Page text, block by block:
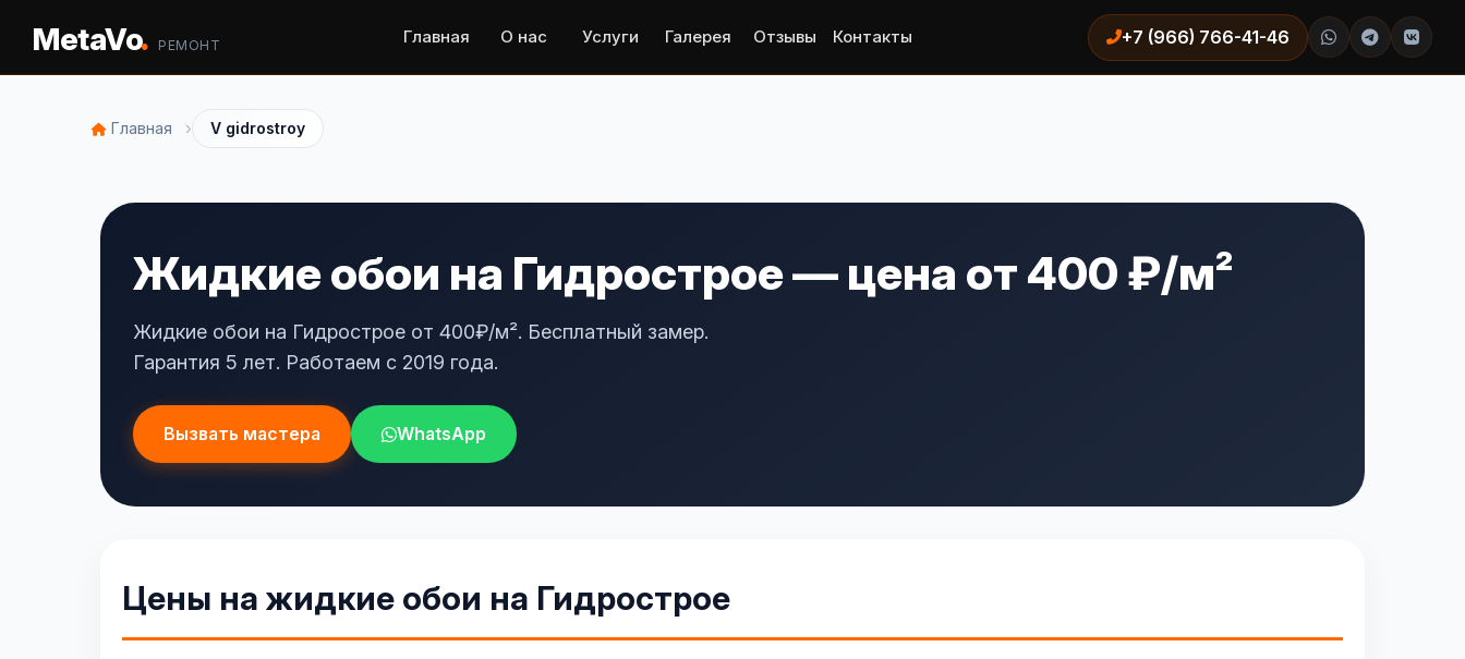
MetaVo. РЕМОНТ Главная О нас Услуги Галерея Отзывы Контакты +7 (966) 766-41-46
Главная › V gidrostroy
Жидкие обои на Гидрострое — цена от 400 ₽/м²
Жидкие обои на Гидрострое от 400₽/м². Бесплатный замер.
Гарантия 5 лет. Работаем с 2019 года.
Вызвать мастера WhatsApp
Цены на жидкие обои на Гидрострое